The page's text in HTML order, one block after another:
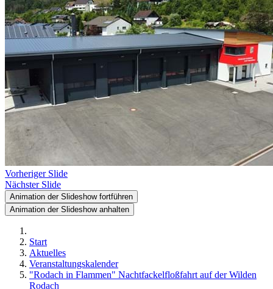
Vorheriger Slide
Nächster Slide
Animation der Slideshow fortführen
Animation der Slideshow anhalten
Start
Aktuelles
Veranstaltungskalender
"Rodach in Flammen" Nachtfackelfloßfahrt auf der Wilden
Rodach